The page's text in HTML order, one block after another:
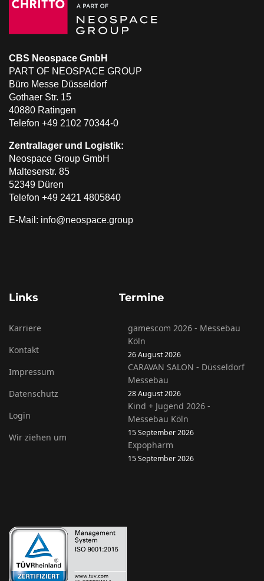
CBS Neospace GmbH
PART OF NEOSPACE GROUP
Büro Messe Düsseldorf
Gothaer Str. 15
40880 Ratingen
Telefon +49 2102 70344-0
Zentrallager und Logistik:
Neospace Group GmbH
Malteserstr. 85
52349 Düren
Telefon +49 2421 4805840
E-Mail: info@neospace.group
Links
Karriere
Kontakt
Impressum
Datenschutz
Login
Wir ziehen um
Termine
gamescom 2026 - Messebau
Köln
26 August 2026
CARAVAN SALON - Düsseldorf
Messebau
28 August 2026
Kind + Jugend 2026 -
Messebau Köln
15 September 2026
Expopharm
15 September 2026